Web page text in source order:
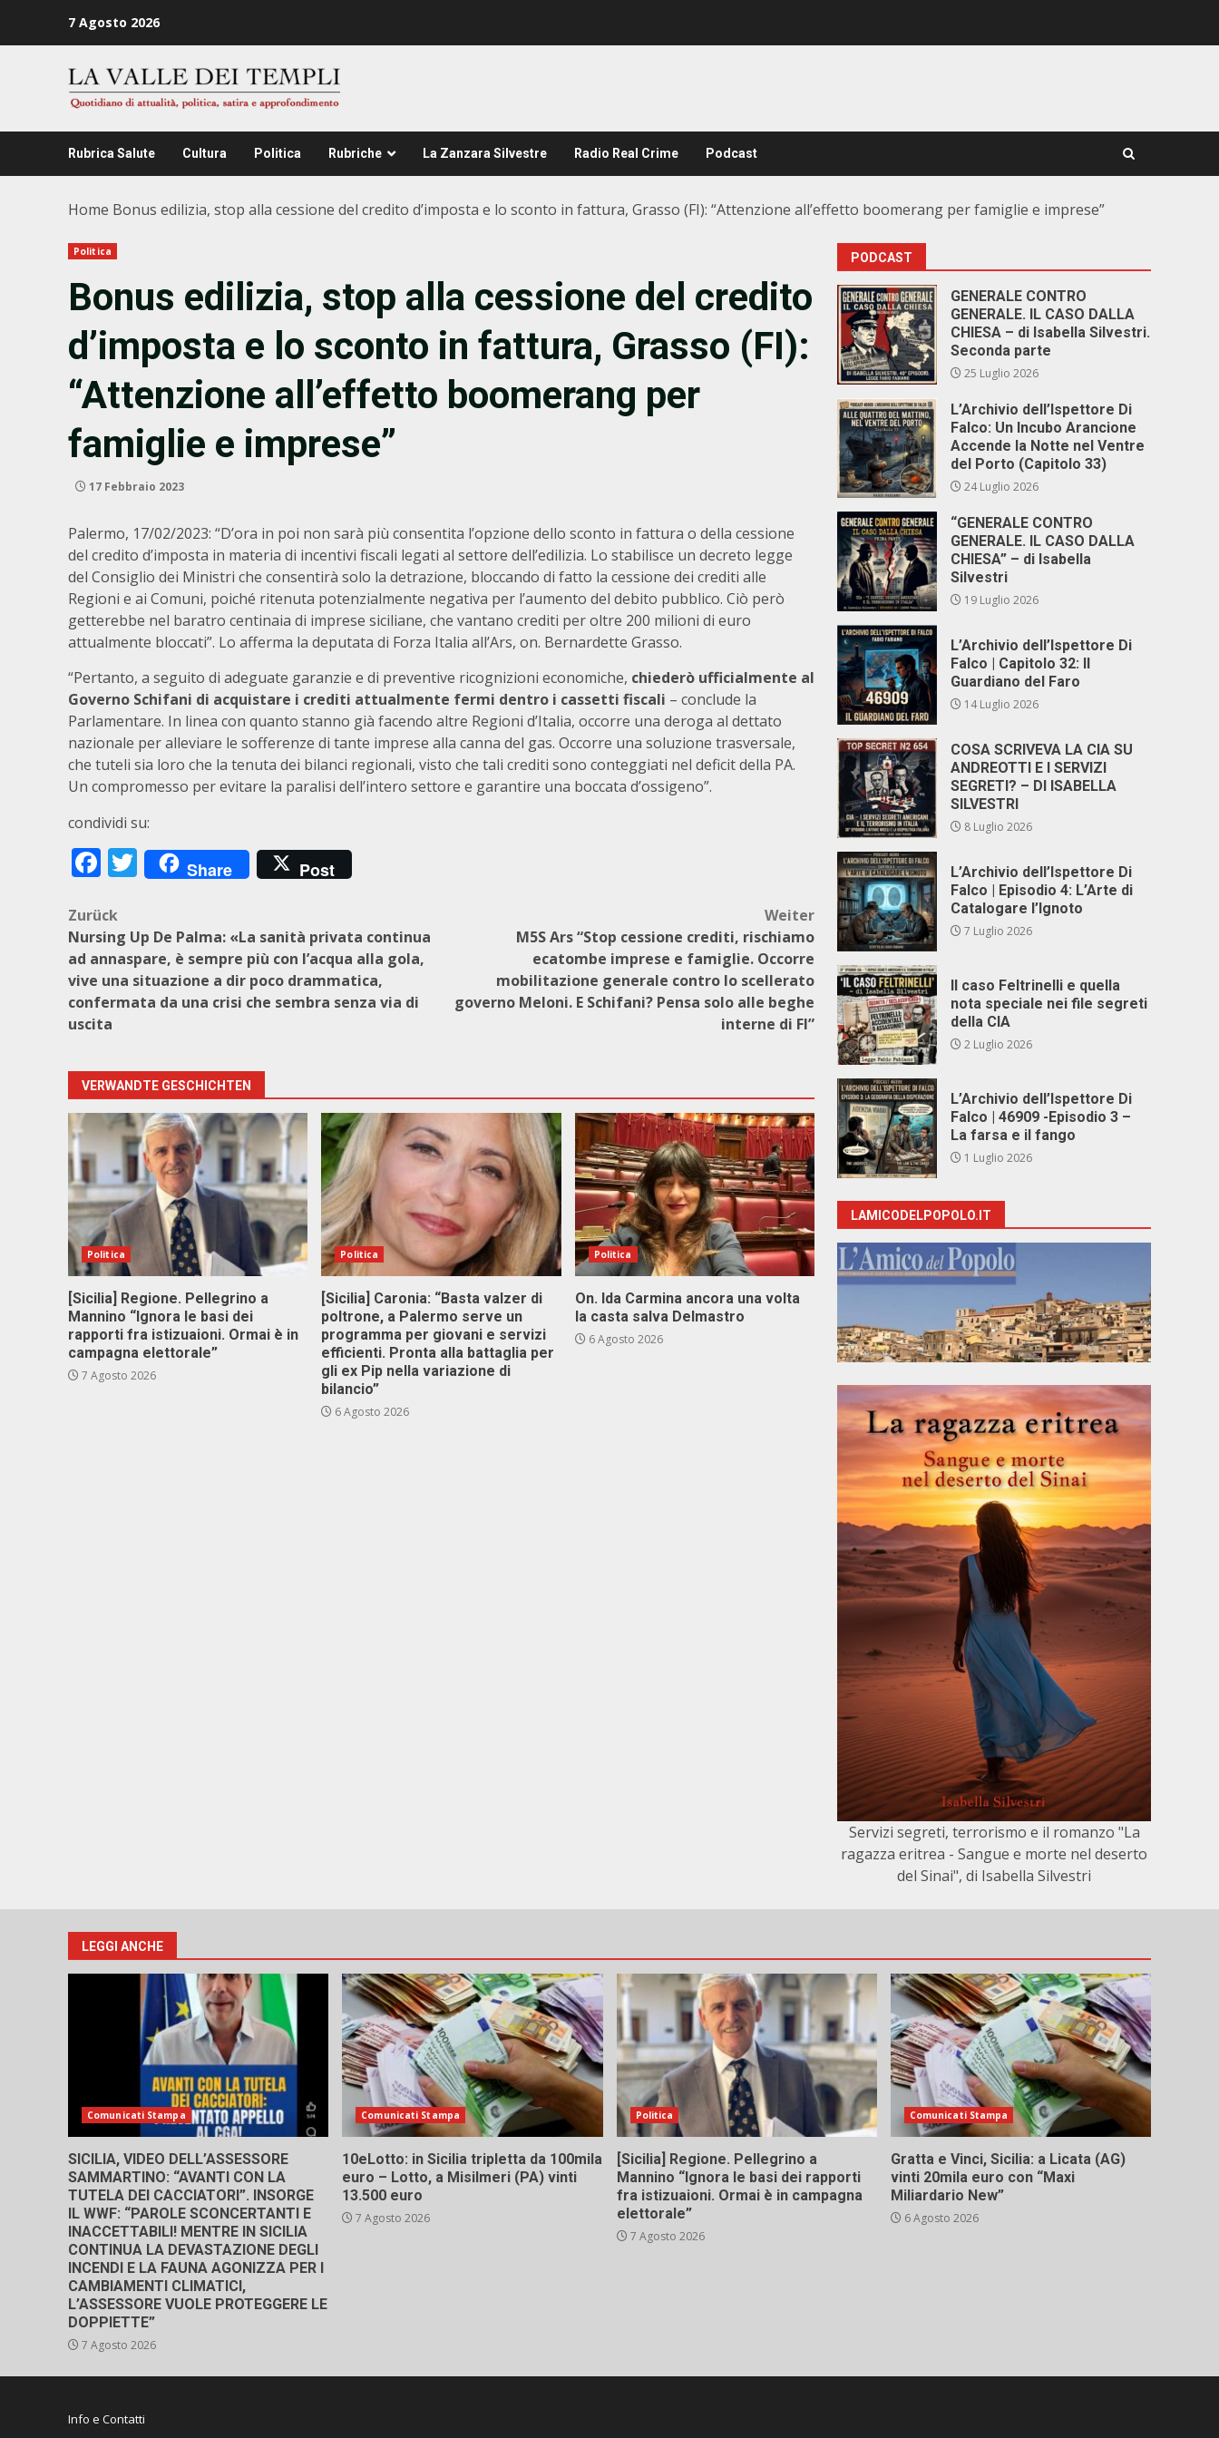
7 Agosto 2026
Rubrica Salute Cultura Politica Rubriche La Zanzara Silvestre Radio Real Crime Podcast
Home Bonus edilizia, stop alla cessione del credito d’imposta e lo sconto in fattura, Grasso (FI): “Attenzione all’effetto boomerang per famiglie e imprese”
Politica
Bonus edilizia, stop alla cessione del credito
d’imposta e lo sconto in fattura, Grasso (FI):
“Attenzione all’effetto boomerang per
famiglie e imprese”
17 Febbraio 2023
Palermo, 17/02/2023: “D’ora in poi non sarà più consentita l’opzione dello sconto in fattura o della cessione
del credito d’imposta in materia di incentivi fiscali legati al settore dell’edilizia. Lo stabilisce un decreto legge
del Consiglio dei Ministri che consentirà solo la detrazione, bloccando di fatto la cessione dei crediti alle
Regioni e ai Comuni, poiché ritenuta potenzialmente negativa per l’aumento del debito pubblico. Ciò però
getterebbe nel baratro centinaia di imprese siciliane, che vantano crediti per oltre 200 milioni di euro
attualmente bloccati”. Lo afferma la deputata di Forza Italia all’Ars, on. Bernardette Grasso.
“Pertanto, a seguito di adeguate garanzie e di preventive ricognizioni economiche, chiederò ufficialmente al
Governo Schifani di acquistare i crediti attualmente fermi dentro i cassetti fiscali – conclude la
Parlamentare. In linea con quanto stanno già facendo altre Regioni d’Italia, occorre una deroga al dettato
nazionale per alleviare le sofferenze di tante imprese alla canna del gas. Occorre una soluzione trasversale,
che tuteli sia loro che la tenuta dei bilanci regionali, visto che tali crediti sono conteggiati nel deficit della PA.
Un compromesso per evitare la paralisi dell’intero settore e garantire una boccata d’ossigeno”.
condividi su:
Facebook
Twitter
Share Post
Beitragsnavigation
Zurück
Nursing Up De Palma: «La sanità privata continua
ad annaspare, è sempre più con l’acqua alla gola,
vive una situazione a dir poco drammatica,
confermata da una crisi che sembra senza via di
uscita
Weiter
M5S Ars “Stop cessione crediti, rischiamo
ecatombe imprese e famiglie. Occorre
mobilitazione generale contro lo scellerato
governo Meloni. E Schifani? Pensa solo alle beghe
interne di FI”
VERWANDTE GESCHICHTEN
Politica
[Sicilia] Regione. Pellegrino a
Mannino “Ignora le basi dei
rapporti fra istizuaioni. Ormai è in
campagna elettorale”
7 Agosto 2026
Politica
[Sicilia] Caronia: “Basta valzer di
poltrone, a Palermo serve un
programma per giovani e servizi
efficienti. Pronta alla battaglia per
gli ex Pip nella variazione di
bilancio”
6 Agosto 2026
Politica
On. Ida Carmina ancora una volta
la casta salva Delmastro
6 Agosto 2026
PODCAST
GENERALE CONTRO
GENERALE. IL CASO DALLA
CHIESA – di Isabella Silvestri.
Seconda parte
25 Luglio 2026
L’Archivio dell’Ispettore Di
Falco: Un Incubo Arancione
Accende la Notte nel Ventre
del Porto (Capitolo 33)
24 Luglio 2026
“GENERALE CONTRO
GENERALE. IL CASO DALLA
CHIESA” – di Isabella
Silvestri
19 Luglio 2026
L’Archivio dell’Ispettore Di
Falco | Capitolo 32: Il
Guardiano del Faro
14 Luglio 2026
COSA SCRIVEVA LA CIA SU
ANDREOTTI E I SERVIZI
SEGRETI? – DI ISABELLA
SILVESTRI
8 Luglio 2026
L’Archivio dell’Ispettore Di
Falco | Episodio 4: L’Arte di
Catalogare l’Ignoto
7 Luglio 2026
Il caso Feltrinelli e quella
nota speciale nei file segreti
della CIA
2 Luglio 2026
L’Archivio dell’Ispettore Di
Falco | 46909 -Episodio 3 –
La farsa e il fango
1 Luglio 2026
LAMICODELPOPOLO.IT
Servizi segreti, terrorismo e il romanzo "La
ragazza eritrea - Sangue e morte nel deserto
del Sinai", di Isabella Silvestri
LEGGI ANCHE
Comunicati Stampa
SICILIA, VIDEO DELL’ASSESSORE
SAMMARTINO: “AVANTI CON LA
TUTELA DEI CACCIATORI”. INSORGE
IL WWF: “PAROLE SCONCERTANTI E
INACCETTABILI! MENTRE IN SICILIA
CONTINUA LA DEVASTAZIONE DEGLI
INCENDI E LA FAUNA AGONIZZA PER I
CAMBIAMENTI CLIMATICI,
L’ASSESSORE VUOLE PROTEGGERE LE
DOPPIETTE”
7 Agosto 2026
Comunicati Stampa
10eLotto: in Sicilia tripletta da 100mila
euro – Lotto, a Misilmeri (PA) vinti
13.500 euro
7 Agosto 2026
Politica
[Sicilia] Regione. Pellegrino a
Mannino “Ignora le basi dei rapporti
fra istizuaioni. Ormai è in campagna
elettorale”
7 Agosto 2026
Comunicati Stampa
Gratta e Vinci, Sicilia: a Licata (AG)
vinti 20mila euro con “Maxi
Miliardario New”
6 Agosto 2026
Info e Contatti